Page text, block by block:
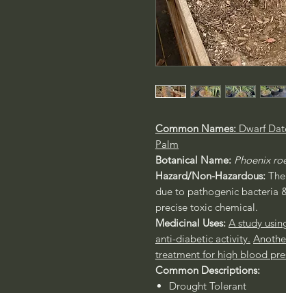
Common Names: Dwarf
Palm
Botanical Name: Phoenix
Hazard/Non-Hazardous:
due to pathogenic bacteria
precise toxic chemical.
Medicinal Uses: A study
anti-diabetic activity.
treatment for high blood
Common Descriptions:
Drought Tolerant